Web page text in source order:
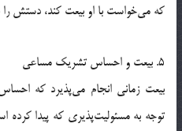
که می‌خواست با او بیعت کند، دستش را
5. بیعت و احساس تشریک مساعی
بیعت زمانی انجام می‌پذیرد که
توجه به مسئولیت‌پذیری که پیدا کرده